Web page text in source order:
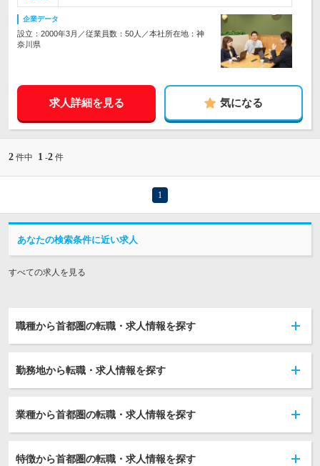
企業データ
設立：2000年3月／従業員数：50人／本社所在地：神
奈川県
求人詳細を見る 気になる
2 件中 1 -2 件
1
あなたの検索条件に近い求人
すべての求人を見る
職種から首都圏の転職・求人情報を探す
勤務地から転職・求人情報を探す
業種から首都圏の転職・求人情報を探す
特徴から首都圏の転職・求人情報を探す